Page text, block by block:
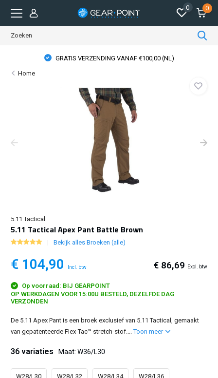
0 0
GRATIS VERZENDING VANAF €100,00 (NL)
Home
5.11 Tactical
5.11 Tactical Apex Pant Battle Brown
Bekijk alles Broeken (alle)
€ 104,90 Incl. btw € 86,69 Excl. btw
Op voorraad: BIJ GEARPOINT
OP WERKDAGEN VOOR 15:00U BESTELD, DEZELFDE DAG
VERZONDEN
De 5.11 Apex Pant is een broek exclusief van 5.11 Tactical, gemaakt
van gepatenteerde Flex-Tac™ stretch-stof....Toon meer
36 variaties Maat: W36/L30
W28/L30 W28/L32 W28/L34 W28/L36